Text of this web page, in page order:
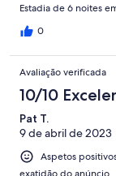
Estadia de 6 noites
0
Avaliação verificada
10/10
Pat T.
9 de abril de 2023
Aspetos
exatidão do anúncio